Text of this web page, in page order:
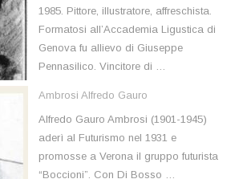
1985. Pittore, illustratore, affreschista.
Formatosi all’Accademia Ligustica di
Genova fu allievo di Giuseppe
Pennasilico. Vincitore di …
Ambrosi Alfredo Gauro
Alfredo Gauro Ambrosi (1901-1945)
aderì al Futurismo nel 1931 e
promosse a Verona il gruppo futurista
“Boccioni”. Con Di Bosso …